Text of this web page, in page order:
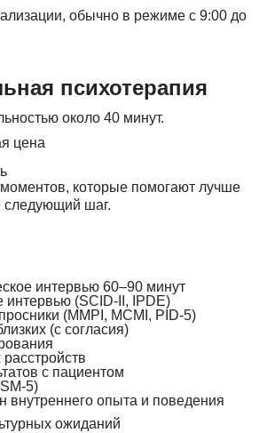
обычно в режиме с 9:00 до
психотерапия
около 40 минут.
цена
которые помогают лучше
следующий шаг.
интервью 60–90 минут
интервью (SCID-II, IPDE)
(MMPI, MCMI, PID-5)
(с согласия)
с пациентом
5)
внутреннего опыта и поведения
ожиданий